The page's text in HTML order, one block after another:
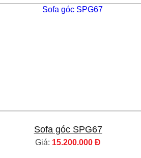
Sofa góc SPG67
Giá: 15.200.000 Đ